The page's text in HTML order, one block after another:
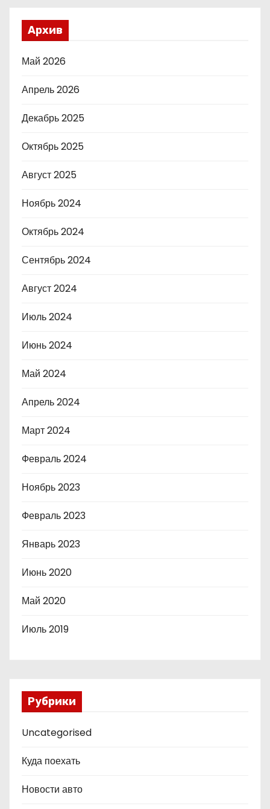
Архив
Май 2026
Апрель 2026
Декабрь 2025
Октябрь 2025
Август 2025
Ноябрь 2024
Октябрь 2024
Сентябрь 2024
Август 2024
Июль 2024
Июнь 2024
Май 2024
Апрель 2024
Март 2024
Февраль 2024
Ноябрь 2023
Февраль 2023
Январь 2023
Июнь 2020
Май 2020
Июль 2019
Рубрики
Uncategorised
Куда поехать
Новости авто